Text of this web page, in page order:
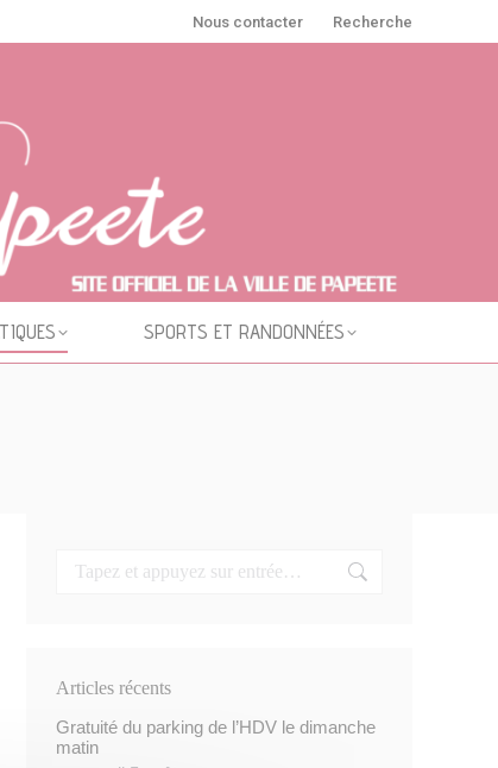
Nous contacter Recherche
SPORTS ET RANDONNÉES
Articles récents
Gratuité du parking de l’HDV le dimanche
matin